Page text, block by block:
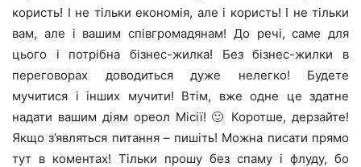
користь! І не тільки економія, але і користь! І не тільки
вам, але і вашим співгромадянам! До речі, саме для
цього і потрібна бізнес-жилка! Без бізнес-жилки в
переговорах доводиться дуже нелегко! Будете
мучитися і інших мучити! Втім, вже одне це здатне
надати вашим діям ореол Місії! 🙂 Коротше, дерзайте!
Якщо з’являться питання – пишіть! Можна писати прямо
тут в коментах! Тільки прошу без спаму і флуду, бо